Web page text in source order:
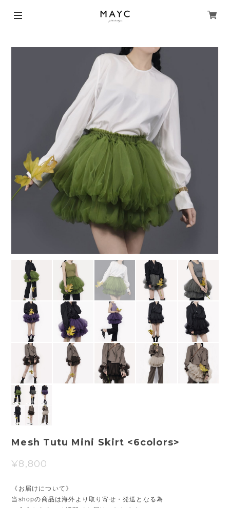
Mesh Tutu Mini Skirt <6colors>
¥8,800
《お届けについて》
当shopの商品は海外より取り寄せ・発送となる為